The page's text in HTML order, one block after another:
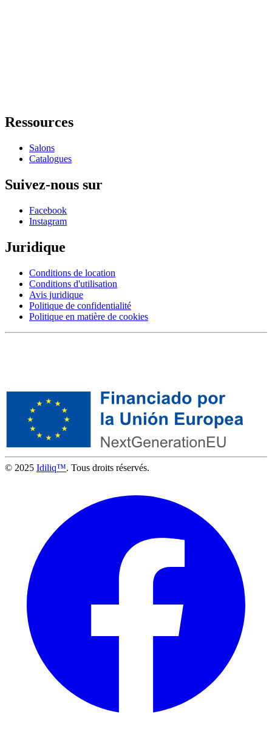
Ressources
Salons
Catalogues
Suivez-nous sur
Facebook
Instagram
Juridique
Conditions de location
Conditions d'utilisation
Avis juridique
Politique de confidentialité
Politique en matière de cookies
© 2025 Idiliq™. Tous droits réservés.